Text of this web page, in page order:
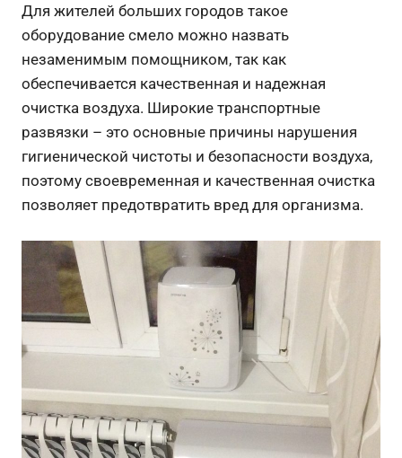
Для жителей больших городов такое
оборудование смело можно назвать
незаменимым помощником, так как
обеспечивается качественная и надежная
очистка воздуха. Широкие транспортные
развязки – это основные причины нарушения
гигиенической чистоты и безопасности воздуха,
поэтому своевременная и качественная очистка
позволяет предотвратить вред для организма.